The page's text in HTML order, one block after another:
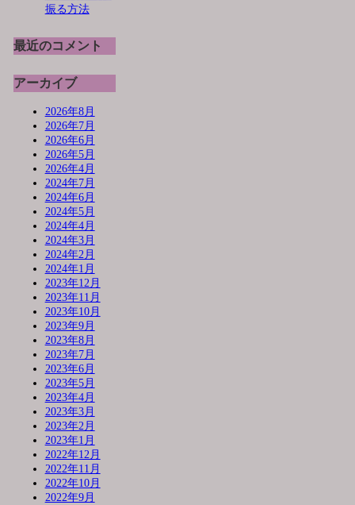
振る方法
最近のコメント
アーカイブ
2026年8月
2026年7月
2026年6月
2026年5月
2026年4月
2024年7月
2024年6月
2024年5月
2024年4月
2024年3月
2024年2月
2024年1月
2023年12月
2023年11月
2023年10月
2023年9月
2023年8月
2023年7月
2023年6月
2023年5月
2023年4月
2023年3月
2023年2月
2023年1月
2022年12月
2022年11月
2022年10月
2022年9月